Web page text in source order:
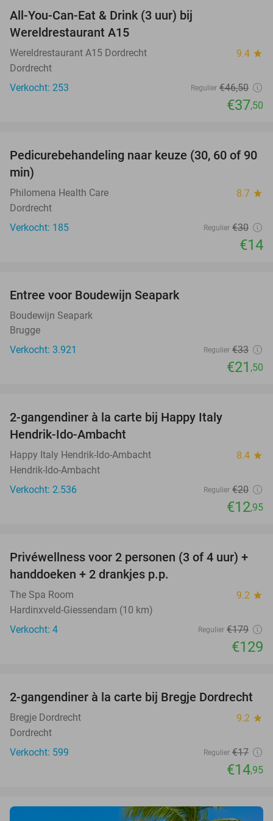
All-You-Can-Eat & Drink (3 uur) bij
Wereldrestaurant A15
Wereldrestaurant A15 Dordrecht 9.4 star
Dordrecht
Verkocht: 253
Regulier €46,50
€37,50
53%
Pedicurebehandeling naar keuze (30, 60 of 90
min)
Philomena Health Care 8.7 star
Dordrecht
Verkocht: 185
Regulier €30
€14
Entree voor Boudewijn Seapark
Boudewijn Seapark
Brugge
Verkocht: 3.921
Regulier €33
€21 ,50
2-gangendiner à la carte bij Happy Italy
Hendrik-Ido-Ambacht
Happy Italy Hendrik-Ido-Ambacht 8.4 star
Hendrik-Ido-Ambacht
Verkocht: 2.536
Regulier €20
€12,95
28%
Privéwellness voor 2 personen (3 of 4 uur) +
handdoeken + 2 drankjes p.p.
The Spa Room 9.2 star
Hardinxveld-Giessendam (10 km)
Verkocht: 4
Regulier €179
€129
12%
2-gangendiner à la carte bij Bregje Dordrecht
Bregje Dordrecht 9.2 star
Dordrecht
Verkocht: 599
Regulier €17
€14,95